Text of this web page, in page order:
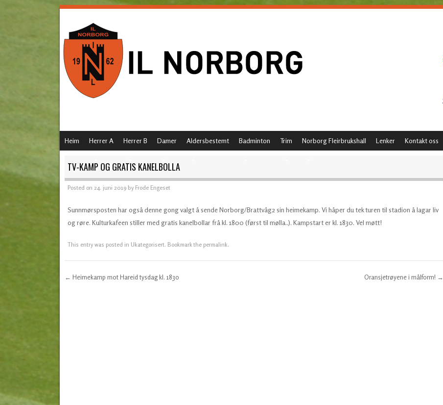
MENU
SKIP TO CONTENT
Heim Herrer A Herrer B Damer Aldersbestemt Badminton Trim Norborg Fleirbrukshall Lenker Kontakt oss
TV-KAMP OG GRATIS KANELBOLLA
Posted on 24. juni 2019by Frode Engeset
Sunnmørsposten har også denne gong valgt å sende Norborg/Brattvåg2 sin heimekamp. Vi håper du tek turen til stadion å lagar liv
og røre. Kulturkafeen stiller med gratis kanelbollar frå kl. 1800 (først til mølla..). Kampstart er kl. 1830. Vel møtt!
This entry was posted in Ukategorisert. Bookmark the permalink.
← Heimekamp mot Hareid tysdag kl. 1830 Oransjetrøyene i målform! →